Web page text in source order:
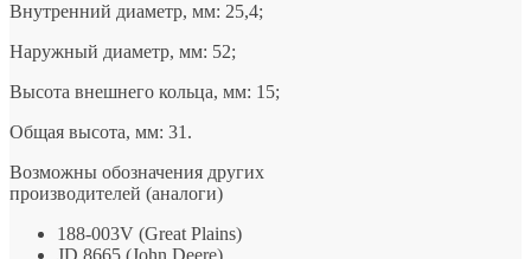
Внутренний диаметр, мм: 25,4;
Наружный диаметр, мм: 52;
Высота внешнего кольца, мм: 15;
Общая высота, мм: 31.
Возможны обозначения других
производителей (аналоги)
188-003V (Great Plains)
JD 8665 (John Deere)